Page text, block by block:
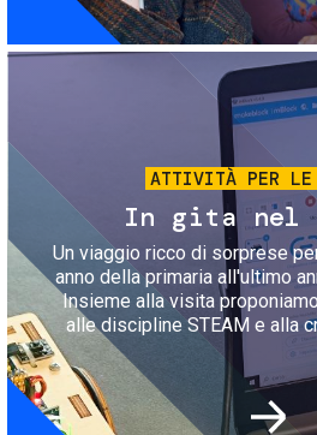
ATTIVITÀ PER LE
In gita nel
Un viaggio ricco di sorprese
anno della primaria all'ultimo
Insieme alla visita
alle discipline STEAM e alla